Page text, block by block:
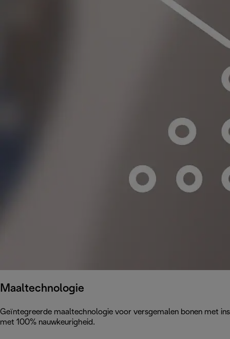
Maaltechnologie
Geïntegreerde maaltechnologie voor versgemalen bonen met
met 100% nauwkeurigheid.